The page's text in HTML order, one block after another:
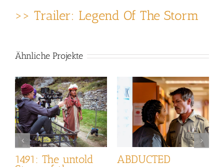
>> Trailer: Legend Of The Storm
Ähnliche Projekte
1491: The untold ABDUCTED